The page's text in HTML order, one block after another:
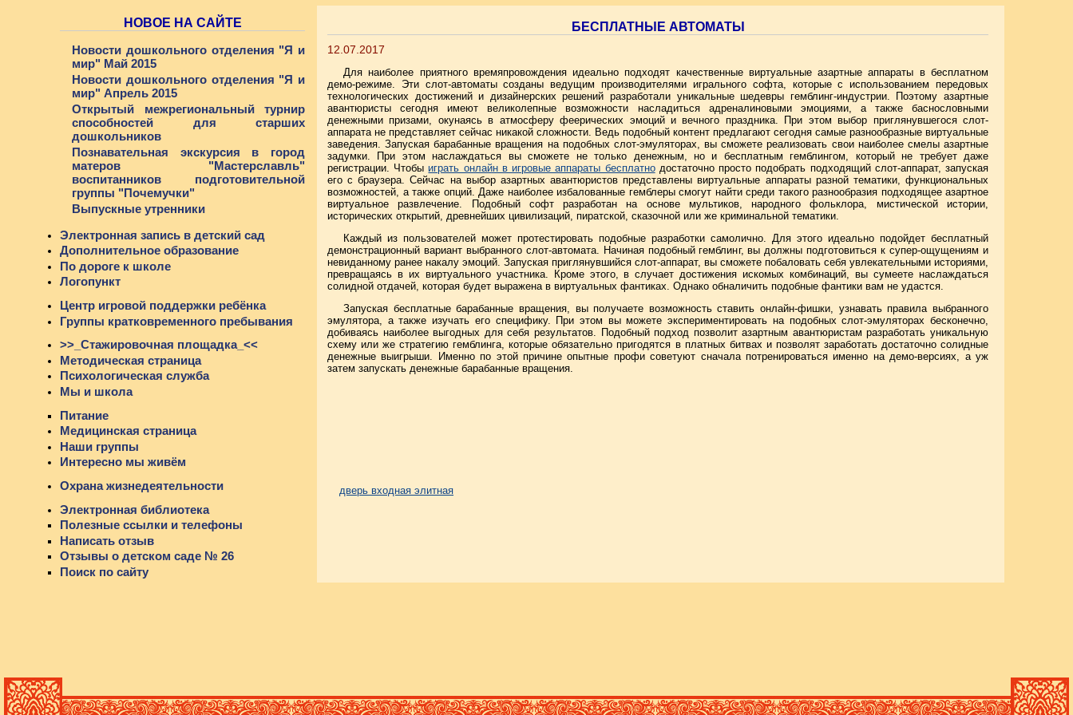
НОВОЕ НА САЙТЕ
Новости дошкольного отделения "Я и
мир" Май 2015
Новости дошкольного отделения "Я и
мир" Апрель 2015
Открытый межрегиональный турнир
способностей для старших
дошкольников
Познавательная экскурсия в город
матеров "Мастерславль"
воспитанников подготовительной
группы "Почемучки"
Выпускные утренники
Электронная запись в детский сад
Дополнительное образование
По дороге к школе
Логопункт
Центр игровой поддержки ребёнка
Группы кратковременного пребывания
>>_Стажировочная площадка_<<
Методическая страница
Психологическая служба
Мы и школа
Питание
Медицинская страница
Наши группы
Интересно мы живём
Охрана жизнедеятельности
Электронная библиотека
Полезные ссылки и телефоны
Написать отзыв
Отзывы о детском саде № 26
Поиск по сайту
БЕСПЛАТНЫЕ АВТОМАТЫ
12.07.2017
Для наиболее приятного времяпровождения идеально подходят качественные виртуальные азартные аппараты в бесплатном
демо-режиме. Эти слот-автоматы созданы ведущим производителями игрального софта, которые с использованием передовых
технологических достижений и дизайнерских решений разработали уникальные шедевры гемблинг-индустрии. Поэтому азартные
авантюристы сегодня имеют великолепные возможности насладиться адреналиновыми эмоциями, а также баснословными
денежными призами, окунаясь в атмосферу феерических эмоций и вечного праздника. При этом выбор приглянувшегося слот-
аппарата не представляет сейчас никакой сложности. Ведь подобный контент предлагают сегодня самые разнообразные виртуальные
заведения. Запуская барабанные вращения на подобных слот-эмуляторах, вы сможете реализовать свои наиболее смелы азартные
задумки. При этом наслаждаться вы сможете не только денежным, но и бесплатным гемблингом, который не требует даже
регистрации. Чтобыиграть онлайн в игровые аппараты бесплатнодостаточно просто подобрать подходящий слот-аппарат, запуская
его с браузера. Сейчас на выбор азартных авантюристов представлены виртуальные аппараты разной тематики, функциональных
возможностей, а также опций. Даже наиболее избалованные гемблеры смогут найти среди такого разнообразия подходящее азартное
виртуальное развлечение. Подобный софт разработан на основе мультиков, народного фольклора, мистической истории,
исторических открытий, древнейших цивилизаций, пиратской, сказочной или же криминальной тематики.
Каждый из пользователей может протестировать подобные разработки самолично. Для этого идеально подойдет бесплатный
демонстрационный вариант выбранного слот-автомата. Начиная подобный гемблинг, вы должны подготовиться к супер-ощущениям и
невиданному ранее накалу эмоций. Запуская приглянувшийся слот-аппарат, вы сможете побаловать себя увлекательными историями,
превращаясь в их виртуального участника. Кроме этого, в случает достижения искомых комбинаций, вы сумеете наслаждаться
солидной отдачей, которая будет выражена в виртуальных фантиках. Однако обналичить подобные фантики вам не удастся.
Запуская бесплатные барабанные вращения, вы получаете возможность ставить онлайн-фишки, узнавать правила выбранного
эмулятора, а также изучать его специфику. При этом вы можете экспериментировать на подобных слот-эмуляторах бесконечно,
добиваясь наиболее выгодных для себя результатов. Подобный подход позволит азартным авантюристам разработать уникальную
схему или же стратегию гемблинга, которые обязательно пригодятся в платных битвах и позволят заработать достаточно солидные
денежные выигрыши. Именно по этой причине опытные профи советуют сначала потренироваться именно на демо-версиях, а уж
затем запускать денежные барабанные вращения.
дверь входная элитная